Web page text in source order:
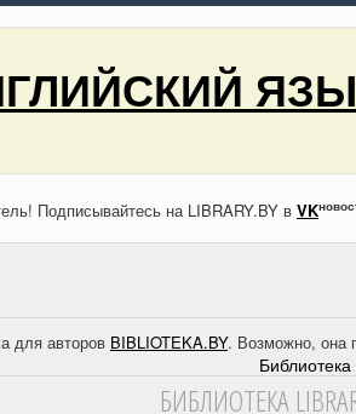
ЯЗЫК
Подписывайтесь на LIBRARY.BY в VK
для авторов BIBLIOTEKA.BY. Возможно, она
БИБЛИОТЕКА